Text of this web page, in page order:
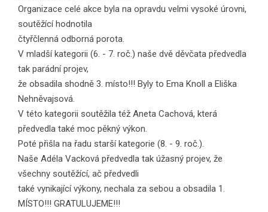
Organizace celé akce byla na opravdu velmi vysoké úrovni,
soutěžící hodnotila
čtyřčlenná odborná porota.
V mladší kategorii (6. - 7. roč.) naše dvě děvčata předvedla
tak parádní projev,
že obsadila shodně 3. místo!!! Byly to Ema Knoll a Eliška
Nehněvajsová.
V této kategorii soutěžila též Aneta Cachová, která
předvedla také moc pěkný výkon.
Poté přišla na řadu starší kategorie (8. - 9. roč.).
Naše Adéla Vacková předvedla tak úžasný projev, že
všechny soutěžící, ač předvedli
také vynikající výkony, nechala za sebou a obsadila 1.
MÍSTO!!! GRATULUJEME!!!